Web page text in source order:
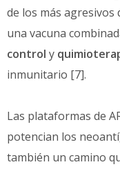
de los más
una vacuna
control y
inmunitario [7].
Las plataformas de
potencian los
también un camino